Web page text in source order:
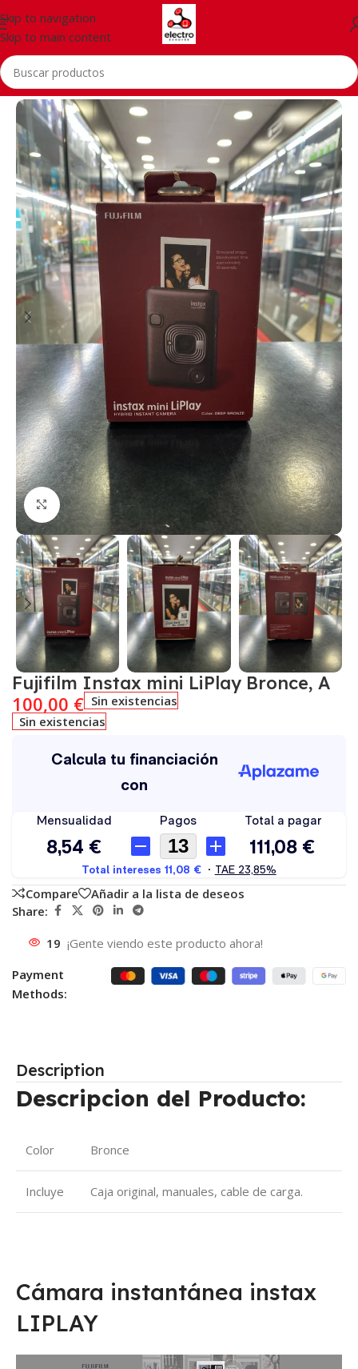
Skip to navigation
Skip to main content
Inicio/Accessorios/Camaras
Click to enlarge
Fujifilm Instax mini LiPlay Bronce, A
100,00 € Sin existencias
Sin existencias
Compare
Añadir a la lista de deseos
Share:
19 ¡Gente viendo este producto ahora!
Payment
Methods:
Description
Descripcion del Producto:
Color Bronce
Incluye Caja original, manuales, cable de carga.
Cámara instantánea instax
LIPLAY